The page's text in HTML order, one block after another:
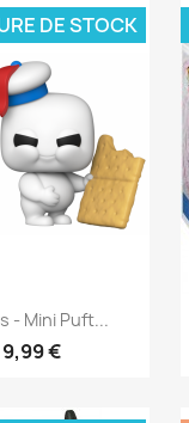
- Mini Puft...
9,99 €
DE STOCK
rapide